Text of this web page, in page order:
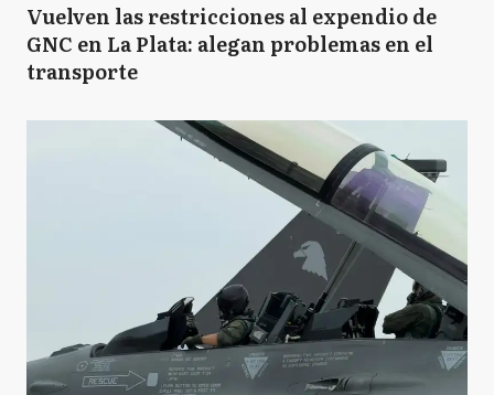
Vuelven las restricciones al expendio de
GNC en La Plata: alegan problemas en el
transporte